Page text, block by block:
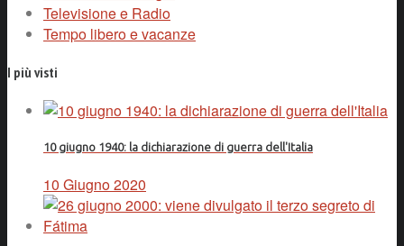
Televisione e Radio
Tempo libero e vacanze
I più visti
10 giugno 1940: la dichiarazione di guerra dell'Italia
10 Giugno 2020